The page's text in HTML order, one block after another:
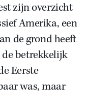
Zoek
zijn overzicht
Amerika, een
de grond heeft
de betrekkelijk
Eerste
was, maar